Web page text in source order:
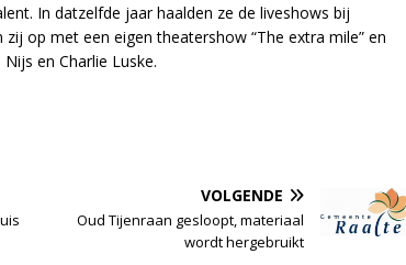
In datzelfde jaar haalden ze de liveshows bij
op met een eigen theatershow “The extra mile” en
en Charlie Luske.
VOLGENDE
Oud Tijenraan gesloopt, materiaal
wordt hergebruikt